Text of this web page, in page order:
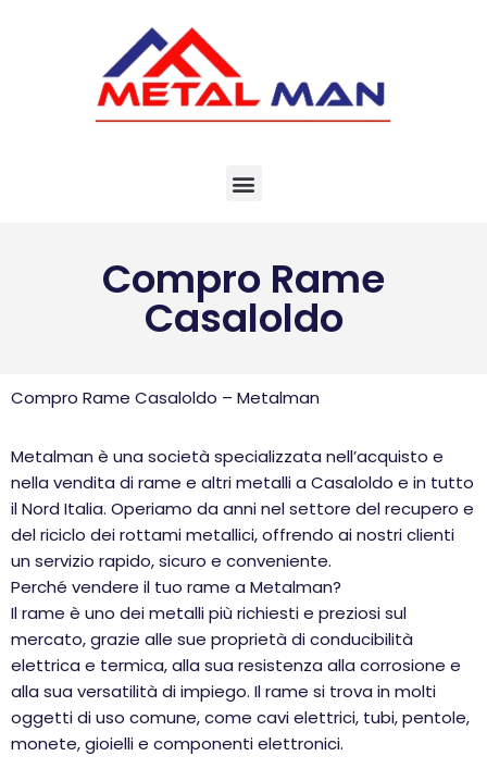
Compro Rame
Casaloldo
Compro Rame Casaloldo – Metalman
Metalman è una società specializzata nell’acquisto e
nella vendita di rame e altri metalli a Casaloldo e in tutto
il Nord Italia. Operiamo da anni nel settore del recupero e
del riciclo dei rottami metallici, offrendo ai nostri clienti
un servizio rapido, sicuro e conveniente.
Perché vendere il tuo rame a Metalman?
Il rame è uno dei metalli più richiesti e preziosi sul
mercato, grazie alle sue proprietà di conducibilità
elettrica e termica, alla sua resistenza alla corrosione e
alla sua versatilità di impiego. Il rame si trova in molti
oggetti di uso comune, come cavi elettrici, tubi, pentole,
monete, gioielli e componenti elettronici.